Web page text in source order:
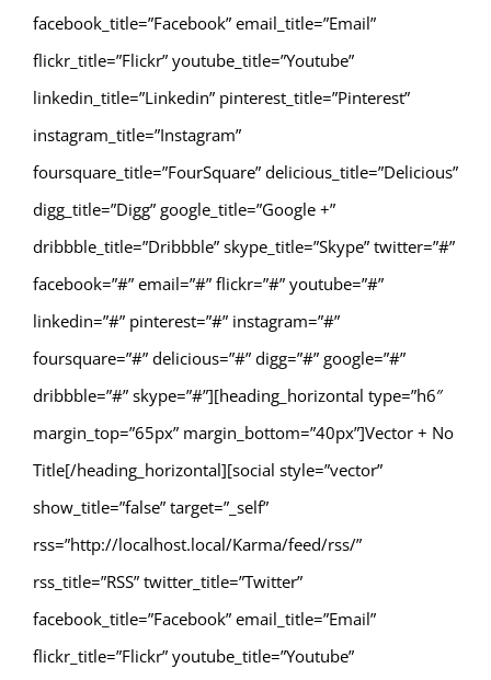
facebook_title=”Facebook” email_title=”Email”
flickr_title=”Flickr” youtube_title=”Youtube”
linkedin_title=”Linkedin” pinterest_title=”Pinterest”
instagram_title=”Instagram”
foursquare_title=”FourSquare” delicious_title=”Delicious”
digg_title=”Digg” google_title=”Google +”
dribbble_title=”Dribbble” skype_title=”Skype” twitter=”#”
facebook=”#” email=”#” flickr=”#” youtube=”#”
linkedin=”#” pinterest=”#” instagram=”#”
foursquare=”#” delicious=”#” digg=”#” google=”#”
dribbble=”#” skype=”#”][heading_horizontal type=”h6″
margin_top=”65px” margin_bottom=”40px”]Vector + No
Title[/heading_horizontal][social style=”vector”
show_title=”false” target=”_self”
rss=”http://localhost.local/Karma/feed/rss/”
rss_title=”RSS” twitter_title=”Twitter”
facebook_title=”Facebook” email_title=”Email”
flickr_title=”Flickr” youtube_title=”Youtube”